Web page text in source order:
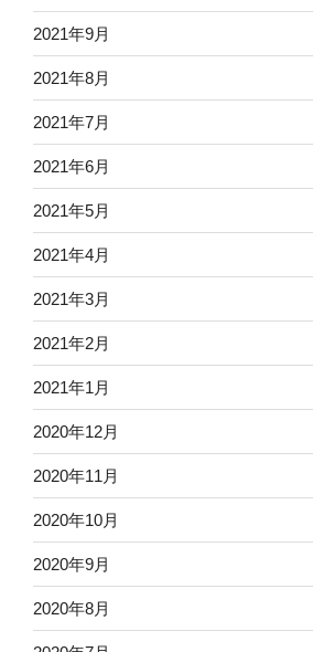
2021年9月
2021年8月
2021年7月
2021年6月
2021年5月
2021年4月
2021年3月
2021年2月
2021年1月
2020年12月
2020年11月
2020年10月
2020年9月
2020年8月